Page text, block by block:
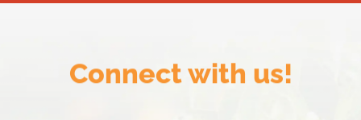
Connect with us!